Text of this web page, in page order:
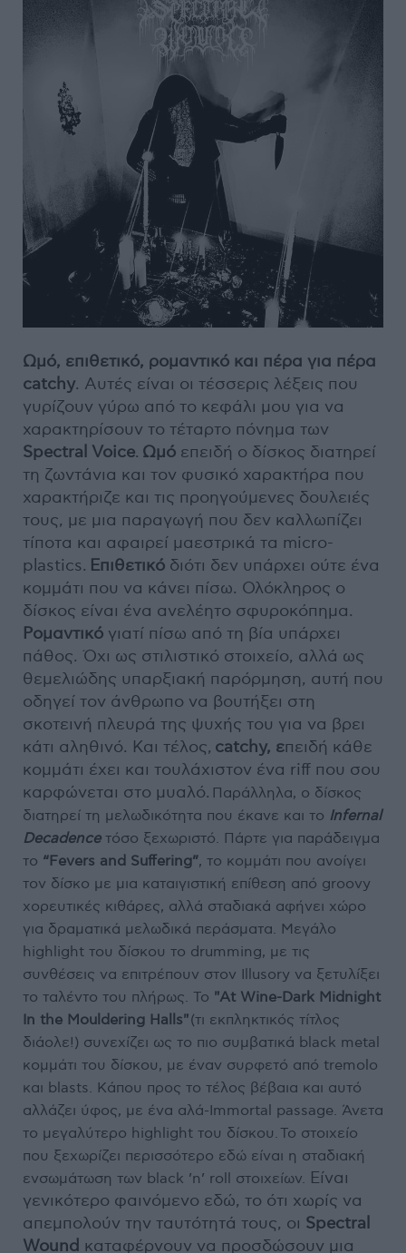
Ωμό, επιθετικό, ρομαντικό και πέρα για πέρα
catchy. Αυτές είναι οι τέσσερις λέξεις που
γυρίζουν γύρω από το κεφάλι μου για να
χαρακτηρίσουν το τέταρτο πόνημα των
Spectral Voice. Ωμό επειδή ο δίσκος διατηρεί
τη ζωντάνια και τον φυσικό χαρακτήρα που
χαρακτήριζε και τις προηγούμενες δουλειές
τους, με μια παραγωγή που δεν καλλωπίζει
τίποτα και αφαιρεί μαεστρικά τα micro-
plastics. Επιθετικό διότι δεν υπάρχει ούτε ένα
κομμάτι που να κάνει πίσω. Ολόκληρος ο
δίσκος είναι ένα ανελέητο σφυροκόπημα.
Ρομαντικό γιατί πίσω από τη βία υπάρχει
πάθος. Όχι ως στιλιστικό στοιχείο, αλλά ως
θεμελιώδης υπαρξιακή παρόρμηση, αυτή που
οδηγεί τον άνθρωπο να βουτήξει στη
σκοτεινή πλευρά της ψυχής του για να βρει
κάτι αληθινό. Και τέλος, catchy, επειδή κάθε
κομμάτι έχει και τουλάχιστον ένα riff που σου
καρφώνεται στο μυαλό. Παράλληλα, ο δίσκος
διατηρεί τη μελωδικότητα που έκανε και το Infernal
Decadenceτόσο ξεχωριστό. Πάρτε για παράδειγμα
το “Fevers and Suffering”, το κομμάτι που ανοίγει
τον δίσκο με μια καταιγιστική επίθεση από groovy
χορευτικές κιθάρες, αλλά σταδιακά αφήνει χώρο
για δραματικά μελωδικά περάσματα. Μεγάλο
highlight του δίσκου το drumming, με τις
συνθέσεις να επιτρέπουν στον Illusory να ξετυλίξει
το ταλέντο του πλήρως. Το "At Wine-Dark Midnight
In the Mouldering Halls"(τι εκπληκτικός τίτλος
διάολε!) συνεχίζει ως το πιο συμβατικά black metal
κομμάτι του δίσκου, με έναν συρφετό από tremolo
και blasts. Κάπου προς το τέλος βέβαια και αυτό
αλλάζει ύφος, με ένα αλά-Immortal passage. Άνετα
το μεγαλύτερο highlight του δίσκου. Το στοιχείο
που ξεχωρίζει περισσότερο εδώ είναι η σταδιακή
ενσωμάτωση των black ’n’ roll στοιχείων. Είναι
γενικότερο φαινόμενο εδώ, το ότι χωρίς να
απεμπολούν την ταυτότητά τους, οι Spectral
Wound καταφέρνουν να προσδώσουν μια